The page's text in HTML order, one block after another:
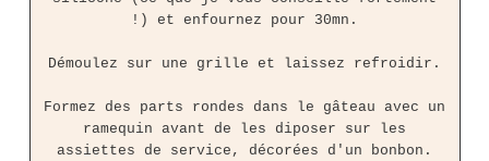
!) et enfournez pour 30mn.
Démoulez sur une grille et laissez refroidir.
Formez des parts rondes dans le gâteau avec un
ramequin avant de les diposer sur les
assiettes de service, décorées d'un bonbon.